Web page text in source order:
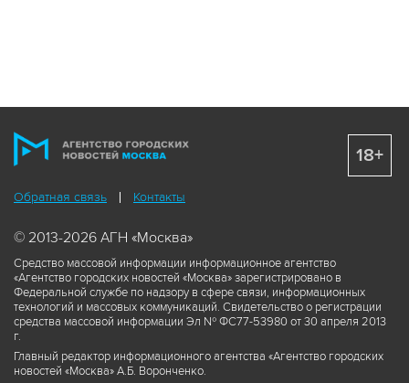
Обратная связь Контакты
© 2013-2026 АГН «Москва»
Средство массовой информации информационное агентство
«Агентство городских новостей «Москва» зарегистрировано в
Федеральной службе по надзору в сфере связи, информационных
технологий и массовых коммуникаций. Свидетельство о регистрации
средства массовой информации Эл № ФС77-53980 от 30 апреля 2013
г.
Главный редактор информационного агентства «Агентство городских
новостей «Москва» А.Б. Воронченко.
18+